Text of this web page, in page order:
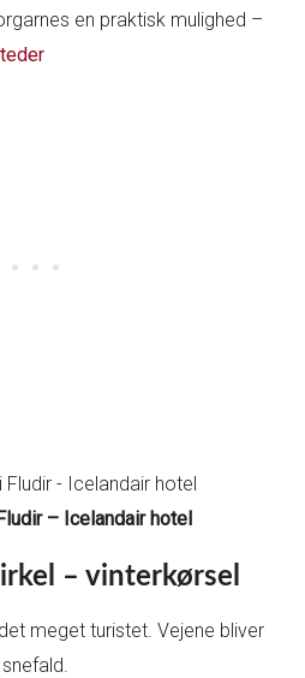
en praktisk mulighed –
– Icelandair hotel
– vinterkørsel
meget turistet. Vejene bliver